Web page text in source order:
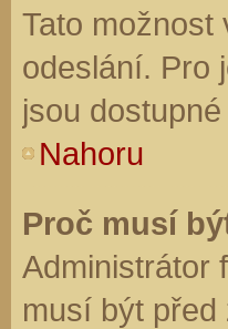
Tato možnost
odeslání. Pro
jsou
Nahoru
Proč musí
Administrátor
musí být